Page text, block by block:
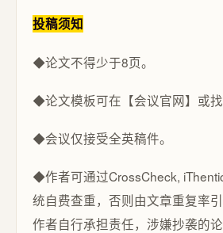
投稿须知
◆论文不得少于8页。
◆论文模板可在【会议官网】或找
◆会议仅接受全英稿件。
◆作者可通过CrossCheck,
统自费查重，否则由文章重复率
作者自行承担责任，涉嫌抄袭的论